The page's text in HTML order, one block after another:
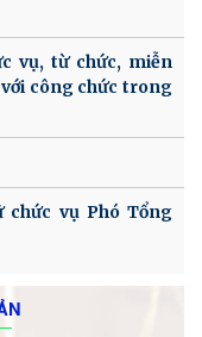
vụ, từ chức, miễn
công chức trong
vụ Phó Tổng